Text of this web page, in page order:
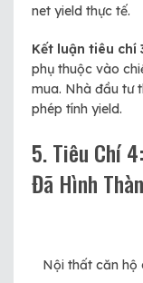
net yield thực tế.
Kết luận tiêu chí
phụ thuộc vào
mua. Nhà đầu tư
phép tính yield.
5. Tiêu Chí
Đã Hình
Nội thất căn hộ